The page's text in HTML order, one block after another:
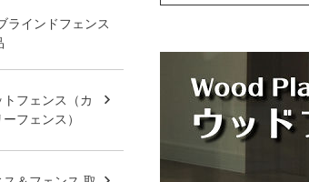
ラインドフェンス
トフェンス（カ
フェンス）